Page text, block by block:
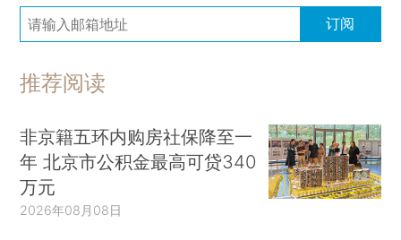
订阅
推荐阅读
非京籍五环内购房社保降至一
年 北京市公积金最高可贷340
万元
2026年08月08日